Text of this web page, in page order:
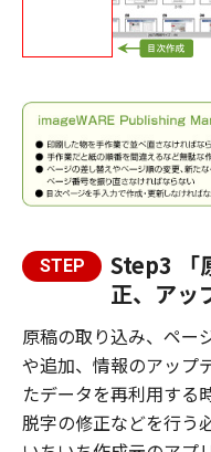
STEP
Step3 「
正、アッ
原稿の取り込み、ペー
や追加、情報のアップ
たデータを再利用する
脱字の修正などを行う